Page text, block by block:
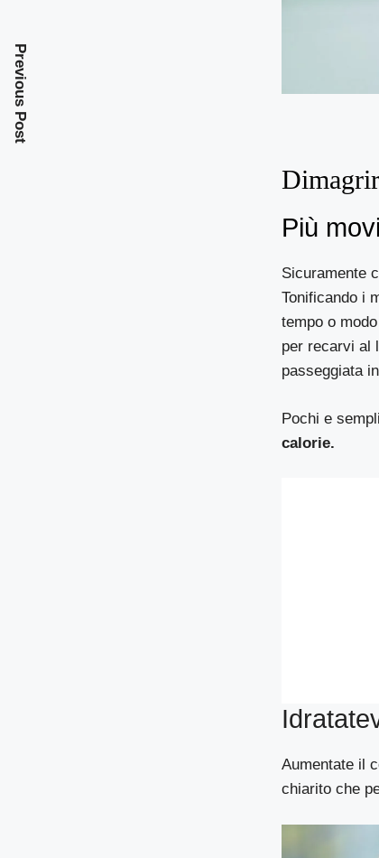
Più
Sicuramente
Tonificando i
tempo o
per recarvi al
passeggiata
Pochi e
calorie.
Aumentate il
chiarito che
Previous Post